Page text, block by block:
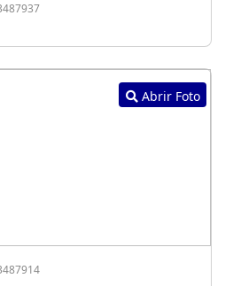
Abrir Foto